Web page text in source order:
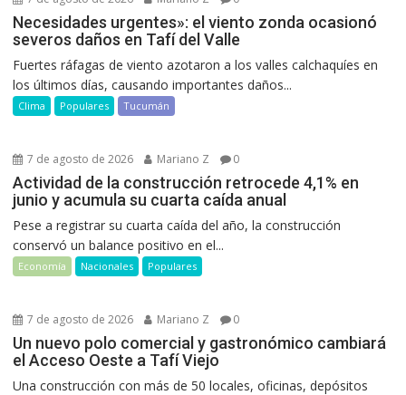
Necesidades urgentes»: el viento zonda ocasionó
severos daños en Tafí del Valle
Fuertes ráfagas de viento azotaron a los valles calchaquíes en
los últimos días, causando importantes daños...
Clima Populares Tucumán
7 de agosto de 2026 Mariano Z 0
Actividad de la construcción retrocede 4,1% en
junio y acumula su cuarta caída anual
Pese a registrar su cuarta caída del año, la construcción
conservó un balance positivo en el...
Economía Nacionales Populares
7 de agosto de 2026 Mariano Z 0
Un nuevo polo comercial y gastronómico cambiará
el Acceso Oeste a Tafí Viejo
Una construcción con más de 50 locales, oficinas, depósitos